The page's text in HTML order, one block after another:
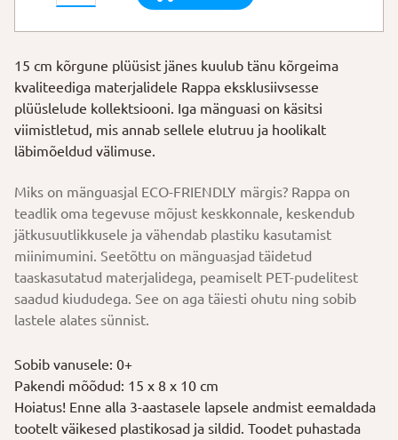
Jänes
musta-
kirju
kogus
15 cm kõrgune plüüsist jänes kuulub tänu kõrgeima
kvaliteediga materjalidele Rappa eksklusiivsesse
plüüslelude kollektsiooni. Iga mänguasi on käsitsi
viimistletud, mis annab sellele elutruu ja hoolikalt
läbimõeldud välimuse.
Miks on mänguasjal ECO-FRIENDLY märgis? Rappa on
teadlik oma tegevuse mõjust keskkonnale, keskendub
jätkusuutlikkusele ja vähendab plastiku kasutamist
miinimumini. Seetõttu on mänguasjad täidetud
taaskasutatud materjalidega, peamiselt PET-pudelitest
saadud kiududega. See on aga täiesti ohutu ning sobib
lastele alates sünnist.
Sobib vanusele: 0+
Pakendi mõõdud: 15 x 8 x 10 cm
Hoiatus! Enne alla 3-aastasele lapsele andmist eemaldada
tootelt väikesed plastikosad ja sildid. Toodet puhastada